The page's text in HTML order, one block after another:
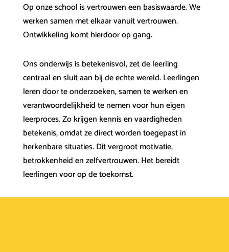
Op onze school is vertrouwen een basiswaarde. We
werken samen met elkaar vanuit vertrouwen.
Ontwikkeling komt hierdoor op gang.
Ons onderwijs is betekenisvol, zet de leerling
centraal en sluit aan bij de echte wereld. Leerlingen
leren door te onderzoeken, samen te werken en
verantwoordelijkheid te nemen voor hun eigen
leerproces. Zo krijgen kennis en vaardigheden
betekenis, omdat ze direct worden toegepast in
herkenbare situaties. Dit vergroot motivatie,
betrokkenheid en zelfvertrouwen. Het bereidt
leerlingen voor op de toekomst.